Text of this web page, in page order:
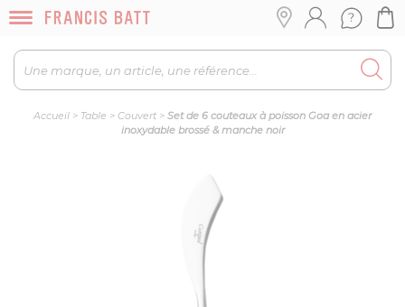
Accueil > Table > Couvert > Set de 6 couteaux à poisson Goa en acier
inoxydable brossé & manche noir